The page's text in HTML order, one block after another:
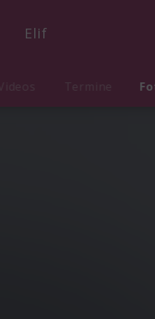
Elif
Videos Termine